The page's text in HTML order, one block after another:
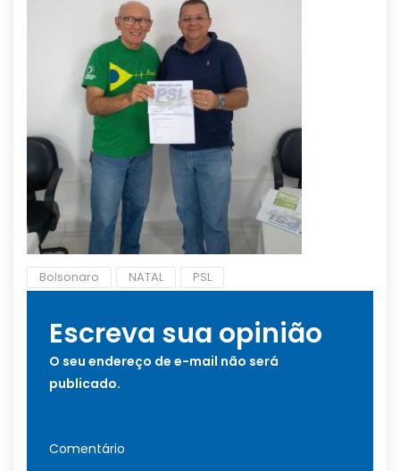
Bolsonaro NATAL PSL
Escreva sua opinião
O seu endereço de e-mail não será
publicado.
Comentário